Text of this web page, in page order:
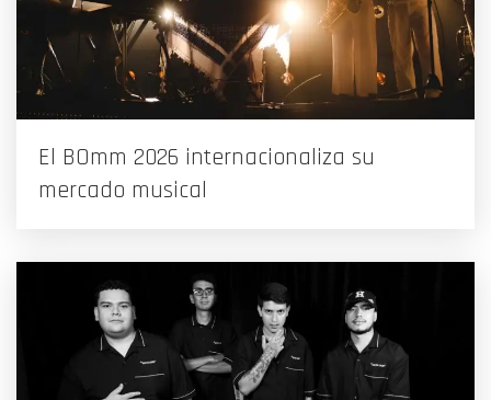
El BOmm 2026 internacionaliza su
mercado musical